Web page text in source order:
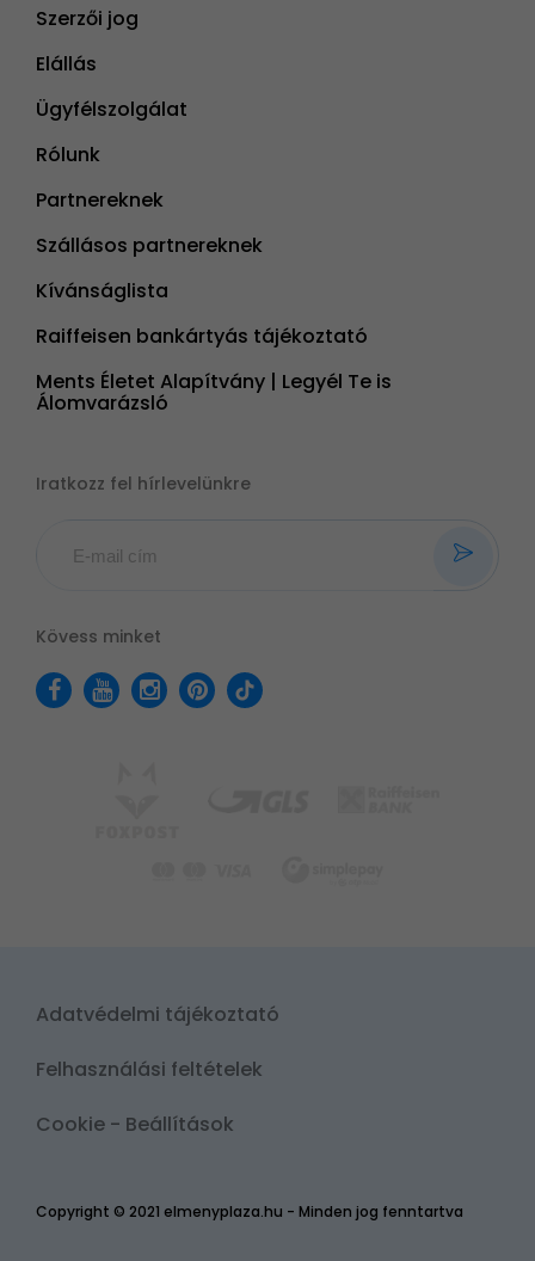
Szerzői jog
Elállás
Ügyfélszolgálat
Rólunk
Partnereknek
Szállásos partnereknek
Kívánságlista
Raiffeisen bankártyás tájékoztató
Ments Életet Alapítvány | Legyél Te is
Álomvarázsló
Iratkozz fel hírlevelünkre
Kövess minket
Copyright © 2021 elmenyplaza.hu - Minden jog fenntartva
Adatvédelmi tájékoztató
Felhasználási feltételek
Cookie - Beállítások